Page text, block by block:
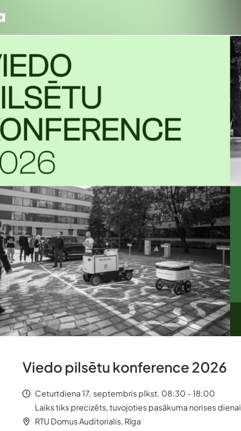
Viedo pilsētu konference 2026
Ceturtdiena 17. septembris plkst. 08:30 - 18:00
Laiks tiks precizēts, tuvojoties pasākuma norises dienai
RTU Domus Auditorialis, Rīga